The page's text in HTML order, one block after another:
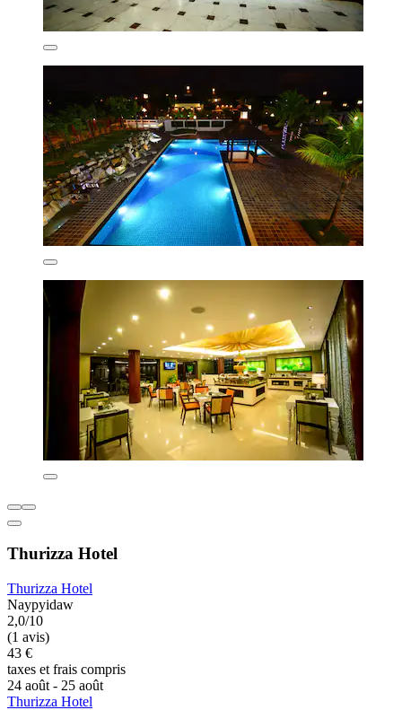
Thurizza Hotel
Thurizza Hotel
Naypyidaw
2,0/10
(1 avis)
43 €
taxes et frais compris
24 août - 25 août
Thurizza Hotel